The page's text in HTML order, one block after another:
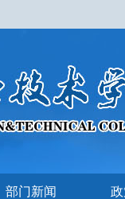
部门新闻